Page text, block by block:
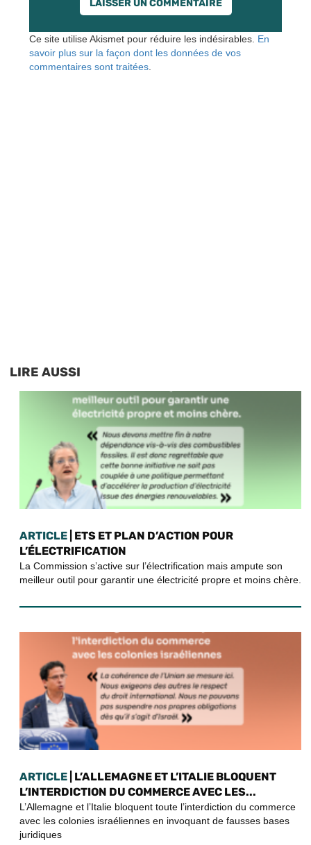
Ce site utilise Akismet pour réduire les indésirables. En
savoir plus sur la façon dont les données de vos
commentaires sont traitées
LIRE AUSSI
ARTICLE | ETS ET PLAN D’ACTION POUR
L’ÉLECTRIFICATION
La Commission s’active sur l’électrification mais ampute son
meilleur outil pour garantir une électricité propre et moins chère.
ARTICLE | L’ALLEMAGNE ET L’ITALIE BLOQUENT
L’INTERDICTION DU COMMERCE AVEC LES...
L’Allemagne et l’Italie bloquent toute l’interdiction du commerce
avec les colonies israéliennes en invoquant de fausses bases
juridiques